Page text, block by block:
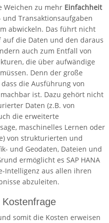
Weichen zu mehr Einfachheit
und Transaktionsaufgaben
abwickeln. Das führt nicht
die Daten und den daraus
auch zum Entfall von
die über aufwändige
Denn der große
die Ausführung von
ist. Dazu gehört nicht
Daten (z.B. von
die erweiterte
maschinelles Lernen oder
von strukturierten und
und Geodaten, Dateien und
ermöglicht es SAP HANA
Intelligenz aus allen ihren
abzuleiten.
somit die Kosten erweisen